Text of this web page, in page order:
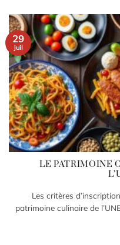
LE PATRIMOINE
Les critères
patrimoine culinaire de
29
Juil